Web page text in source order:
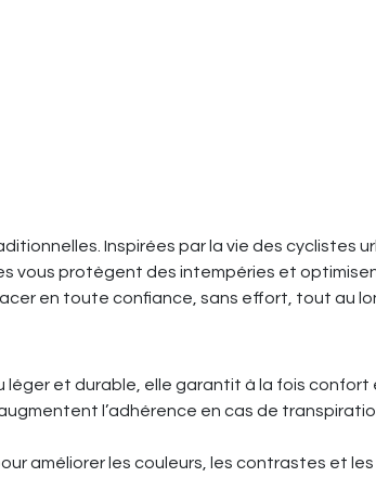
Inspirées par la vie des cyclistes
vous protègent des intempéries et
en toute confiance, sans effort, tout au
léger et durable, elle garantit à la fois
l’adhérence en cas de
améliorer les couleurs, les contrastes et